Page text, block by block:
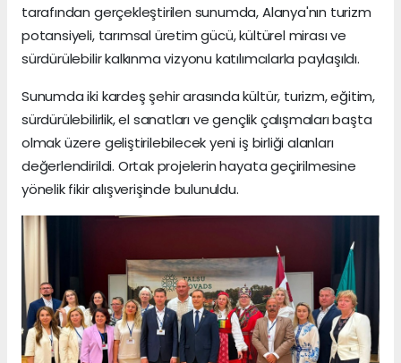
tarafından gerçekleştirilen sunumda, Alanya'nın turizm
potansiyeli, tarımsal üretim gücü, kültürel mirası ve
sürdürülebilir kalkınma vizyonu katılımcılarla paylaşıldı.
Sunumda iki kardeş şehir arasında kültür, turizm, eğitim,
sürdürülebilirlik, el sanatları ve gençlik çalışmaları başta
olmak üzere geliştirilebilecek yeni iş birliği alanları
değerlendirildi. Ortak projelerin hayata geçirilmesine
yönelik fikir alışverişinde bulunuldu.